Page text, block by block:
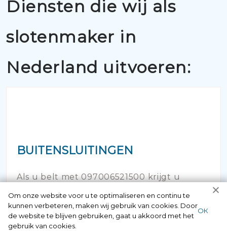
Diensten die wij als
slotenmaker in
Nederland uitvoeren:
BUITENSLUITINGEN
Als u belt met 097006521500 krijgt u
gegarandeerd een vakkundige
slotenmaker aan de lijn. Alle medewerkers
hebben een erkende opleiding gevolgd en
Om onze website voor u te optimaliseren en continu te
kunnen verbeteren, maken wij gebruik van cookies. Door
de website te blijven gebruiken, gaat u akkoord met het
gebruik van cookies.
ОК